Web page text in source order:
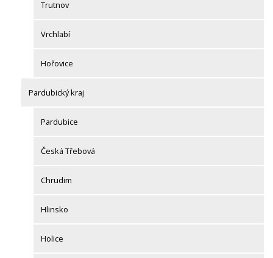
Trutnov
Vrchlabí
Hořovice
Pardubický kraj
Pardubice
Česká Třebová
Chrudim
Hlinsko
Holice